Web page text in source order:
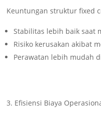
Keuntungan struktur fixed
Stabilitas lebih baik saat
Risiko kerusakan akibat
Perawatan lebih mudah
3. Efisiensi Biaya